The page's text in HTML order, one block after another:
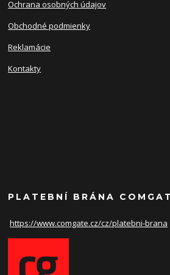
Ochrana osobných údajov
Obchodné podmienky
Reklamácie
Kontakty
PLATEBNÍ BRÁNA
https://www.comgate.cz/cz/platebni-brana